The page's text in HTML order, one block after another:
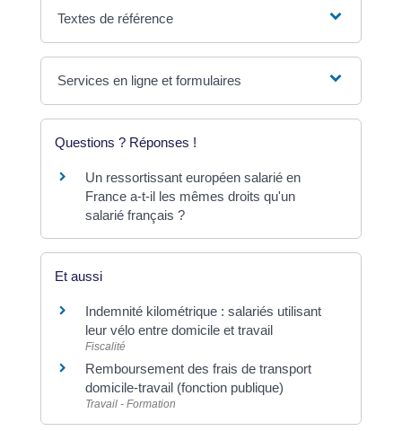
Textes de référence
Services en ligne et formulaires
Questions ? Réponses !
Un ressortissant européen salarié en
France a-t-il les mêmes droits qu'un
salarié français ?
Et aussi
Indemnité kilométrique : salariés utilisant
leur vélo entre domicile et travail
Fiscalité
Remboursement des frais de transport
domicile-travail (fonction publique)
Travail - Formation